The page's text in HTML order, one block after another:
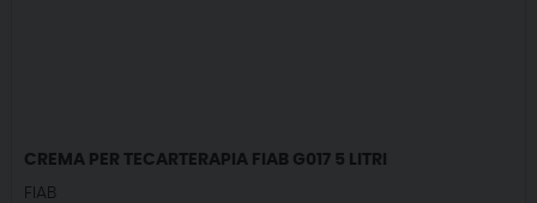
CREMA PER TECARTERAPIA FIAB G017 5 LITRI
FIAB